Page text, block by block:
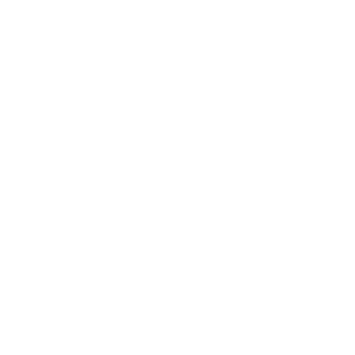
на MINI по целия свят
която обхваща
и
настоящи успехи –
през 2025 г.